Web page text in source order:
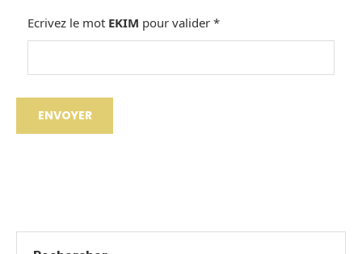
Ecrivez le mot EKIM pour valider *